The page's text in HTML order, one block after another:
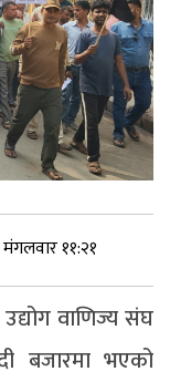
११:२१
वाणिज्य संघ
बजारमा भएको